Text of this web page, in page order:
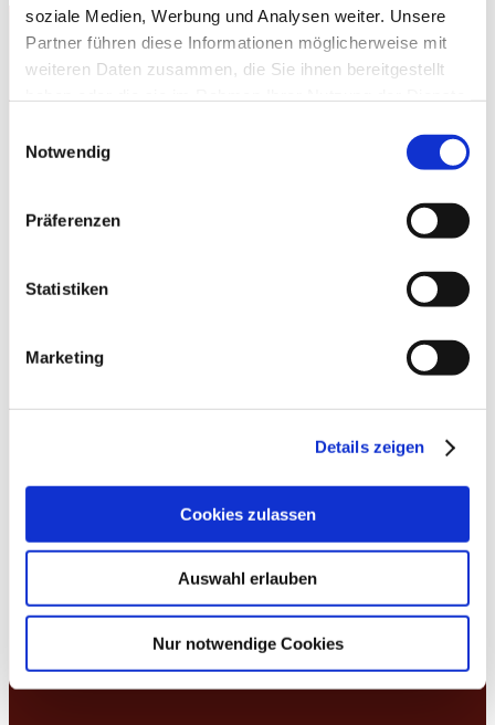
soziale Medien, Werbung und Analysen weiter. Unsere
Partner führen diese Informationen möglicherweise mit
weiteren Daten zusammen, die Sie ihnen bereitgestellt
Notwendig
Präferenzen
Statistiken
Marketing
Details zeigen
Cookies zulassen
Auswahl erlauben
Nur notwendige Cookies
Bitech.AG
Wir sind eine unabhängige IT-Beratung für SAP
Analytics, SAP Development und SAP Processes.
Rechtliches
Impressum
Datenschutz